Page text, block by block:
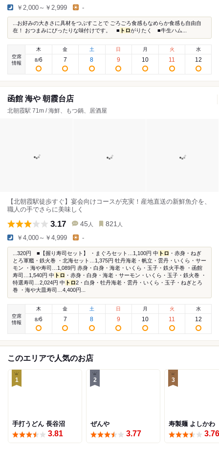
￥2,000～￥2,999 -
...お好みの大きさに具材をつぶすことで ごろごろ食感もなめらか食感も自由自
在！ おつまみにぴったりな味付けです。 ■ トロがりたく ■牛生ハム...
空席
情報
木
8/6
金
7
土
8
日
9
月
10
火
11
水
12
函館 海や 朝霞台店
北朝霞駅 71m / 海鮮、もつ鍋、居酒屋
【北朝霞駅徒歩すぐ】宴会向けコースが充実！産地直送の新鮮魚介を、
職人の手でさらに美味しく
3.17 45 人 821 人
￥4,000～￥4,999 -
...320円 ■【握り寿司セット】 ・まぐろセット…1,100円 中 トロ ・赤身・ねぎ
とろ軍艦・鉄火巻 ・北海セット…1,375円 牡丹海老・帆立・雲丹・いくら・サー
モン ・海や寿司…1,089円 赤身・白身・海老・いくら・玉子・鉄火手巻 ・函館
寿司…1,540円 中 トロ ・赤身・白身・海老・サーモン・いくら・玉子・鉄火巻 ・
特選寿司…2,024円 中 トロ2・白身・牡丹海老・雲丹・いくら・玉子・ねぎとろ
巻 ・海や大皿寿司…4,400円...
空席
情報
木
8/6
金
7
土
8
日
9
月
10
火
11
水
12
このエリアで人気のお店
1
手打うどん 長谷沼
3.81
2
ぜんや
3.77
3
寿製麺 よしかわ
3.76